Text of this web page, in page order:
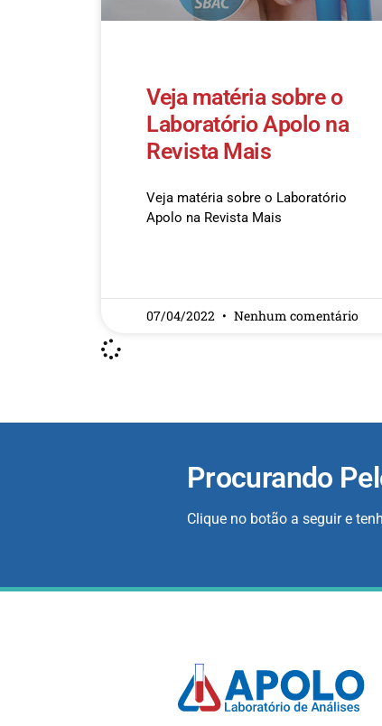
Veja matéria sobre o
Laboratório Apolo na
Revista Mais
Veja matéria sobre o Laboratório
Apolo na Revista Mais
07/04/2022 Nenhum comentário
Procurando
Clique no botão a seguir e